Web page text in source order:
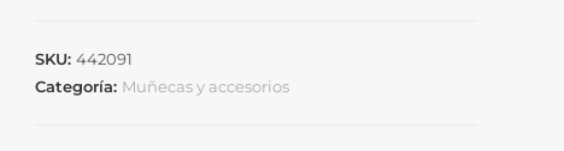
SKU:442091
Categoría: Muñecas y accesorios